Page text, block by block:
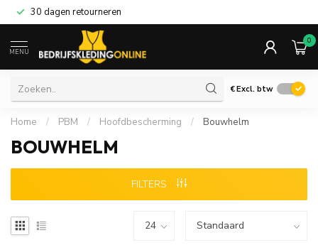
30 dagen retourneren
MENU
0
€Excl. btw
Home / PBM / Hoofdbescherming / Bouwhelm
BOUWHELM
FILTERS